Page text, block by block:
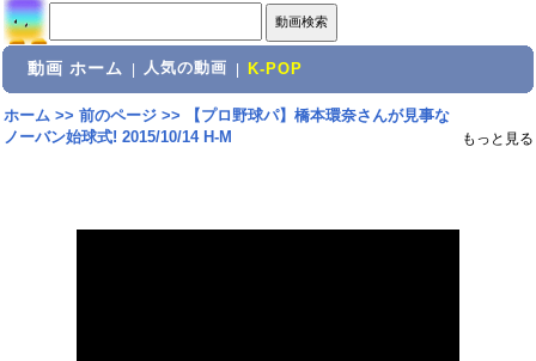
動画 ホーム 人気の動画 K-POP
ホーム>> 前のページ>>
【プロ野球パ】橋本環奈さんが見事な
ノーバン始球式! 2015/10/14 H-M
もっと見る